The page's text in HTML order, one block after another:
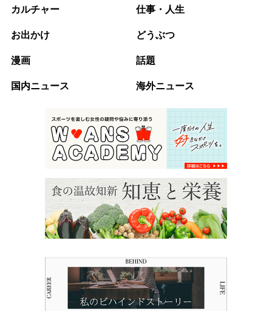
カルチャー 仕事・人生
お出かけ どうぶつ
漫画 話題
国内ニュース 海外ニュース